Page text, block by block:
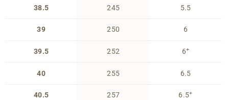
38.5
39
39.5
40
40.5
245
250
252
255
257
5.5
6
6+
6.5
6.5+